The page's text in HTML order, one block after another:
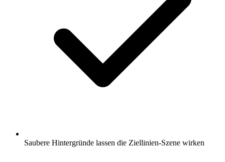
Saubere Hintergründe lassen die Ziellinien-Szene wirken